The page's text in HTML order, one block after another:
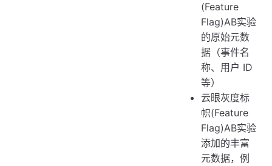
(Feature
Flag)AB实验
的原始元数
据（事件名
称、用户 ID
等）
云眼灰度标
帜(Feature
Flag)AB实验
添加的丰富
元数据，例